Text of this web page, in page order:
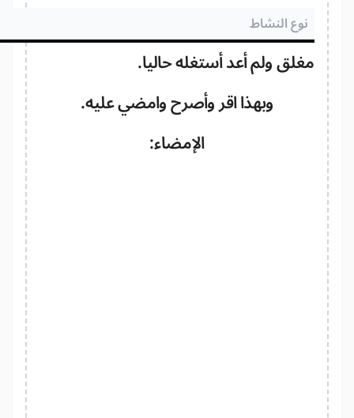
ولم أعد أستغله حاليا.
وبهذا اقر وأصرح وامضي عليه.
الإمضاء: